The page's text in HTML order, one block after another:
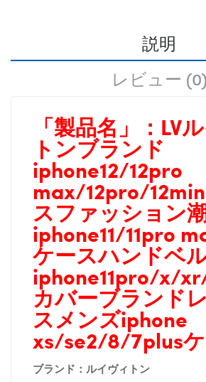
説明
レビュー (0)
「製品名」： LV
トンブランド
iphone12/12pro
max/12pro/
スファッション
iphone11/11pro
ケースハンドベ
iphone11pro/x/
カバーブランド
スメンズiphone
xs/se2/8/7plus
ブランド：ルイヴィトン